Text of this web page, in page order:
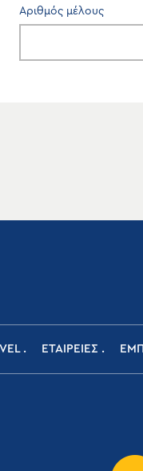
Αριθμός μέλους
ΕΤΑΙΡΕΙΕΣ